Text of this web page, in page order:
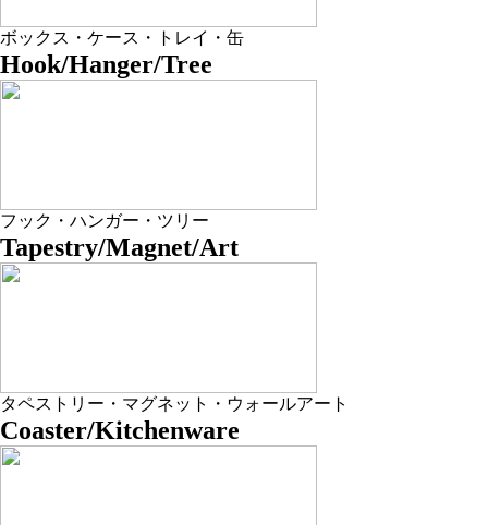
ボックス・ケース・トレイ・缶
Hook/Hanger/Tree
フック・ハンガー・ツリー
Tapestry/Magnet/Art
タペストリー・マグネット・ウォールアート
Coaster/Kitchenware